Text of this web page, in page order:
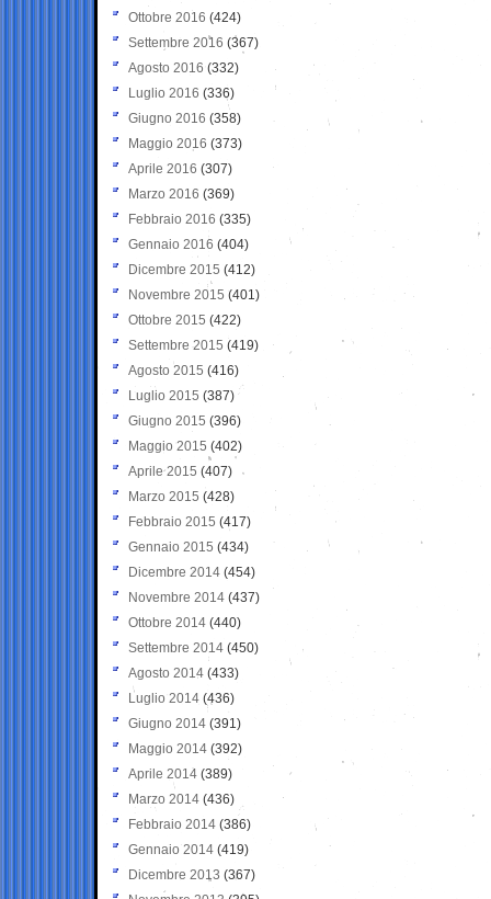
Ottobre 2016 (424)
Settembre 2016 (367)
Agosto 2016 (332)
Luglio 2016 (336)
Giugno 2016 (358)
Maggio 2016 (373)
Aprile 2016 (307)
Marzo 2016 (369)
Febbraio 2016 (335)
Gennaio 2016 (404)
Dicembre 2015 (412)
Novembre 2015 (401)
Ottobre 2015 (422)
Settembre 2015 (419)
Agosto 2015 (416)
Luglio 2015 (387)
Giugno 2015 (396)
Maggio 2015 (402)
Aprile 2015 (407)
Marzo 2015 (428)
Febbraio 2015 (417)
Gennaio 2015 (434)
Dicembre 2014 (454)
Novembre 2014 (437)
Ottobre 2014 (440)
Settembre 2014 (450)
Agosto 2014 (433)
Luglio 2014 (436)
Giugno 2014 (391)
Maggio 2014 (392)
Aprile 2014 (389)
Marzo 2014 (436)
Febbraio 2014 (386)
Gennaio 2014 (419)
Dicembre 2013 (367)